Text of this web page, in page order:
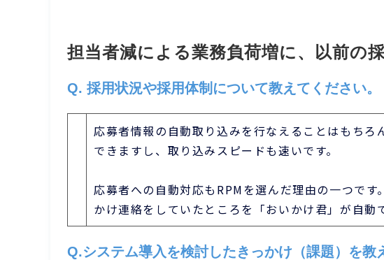
担当者減による業務負荷増に、以前の
Q. 採用状況や採用体制について教えてください。
応募者情報の自動取り込みを行なえることはもち
できますし、取り込みスピードも速いです。
応募者への自動対応もRPMを選んだ理由の一つで
かけ連絡をしていたところを「おいかけ君」が自動
Q.システム導入を検討したきっかけ（課題）を教